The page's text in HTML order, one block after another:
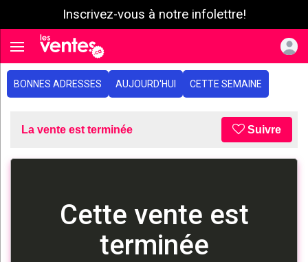
Inscrivez-vous à notre infolettre!
Toggle navigation
BONNES ADRESSES AUJOURD'HUI CETTE SEMAINE
La vente est terminée Suivre
Cette vente est
terminée